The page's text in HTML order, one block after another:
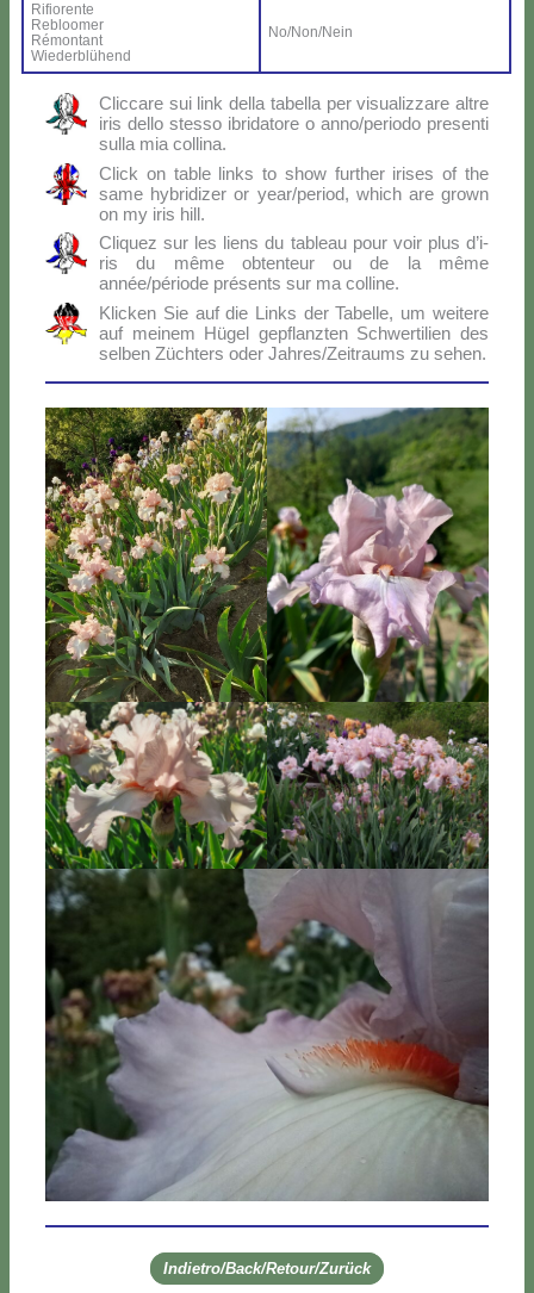
Ri­fio­ren­te
Re­bloo­mer
Ré­mon­tant
Wie­der­blü­hend
No/Non/Nein
Clic­ca­re sui link del­la ta­bel­la per vi­sua­liz­za­re al­tre
iris del­lo stes­so ibri­da­to­re o anno/periodo pre­sen­ti
sul­la mia col­li­na.
Click on ta­ble links to show fur­ther iri­ses of the
sa­me hy­bri­di­zer or year/period, which are gro­wn
on my iris hill.
Cli­quez sur les liens du ta­bleau pour voir plus d’i­
ris du mê­me ob­ten­teur ou de la mê­me
année/période pré­sen­ts sur ma col­li­ne.
Klic­ken Sie auf die Links der Ta­bel­le, um wei­te­re
auf mei­nem Hü­gel ge­p­flanz­ten Sch­wer­ti­lien des
sel­ben Zü­ch­ters oder Jahres/Zeitraums zu se­hen.
Indietro/Back/Retour/Zurück